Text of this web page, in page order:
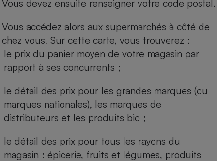
Vous devez ensuite renseigner votre code postal.
Vous accédez alors aux supermarchés à côté de
chez vous. Sur cette carte, vous trouverez :
le prix du panier moyen de votre magasin par
rapport à ses concurrents ;
le détail des prix pour les grandes marques (ou
marques nationales), les marques de
distributeurs et les produits bio ;
le détail des prix pour tous les rayons du
magasin : épicerie, fruits et légumes, produits